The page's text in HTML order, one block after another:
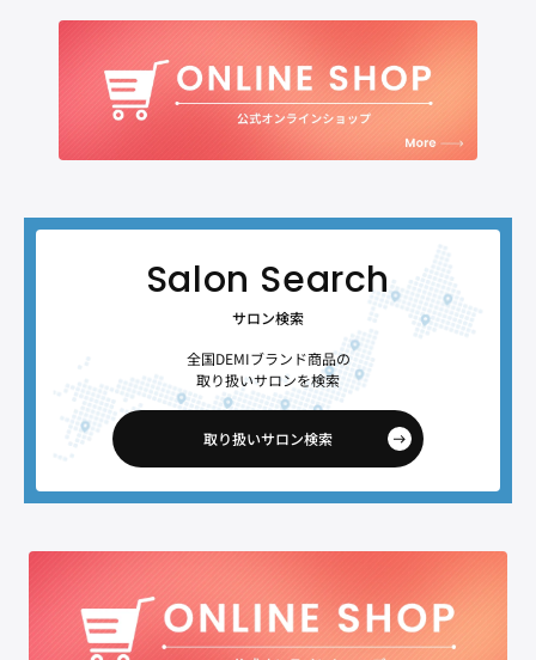
サロン検索
全国DEMIブランド商品の
取り扱いサロンを検索
取り扱いサロン検索